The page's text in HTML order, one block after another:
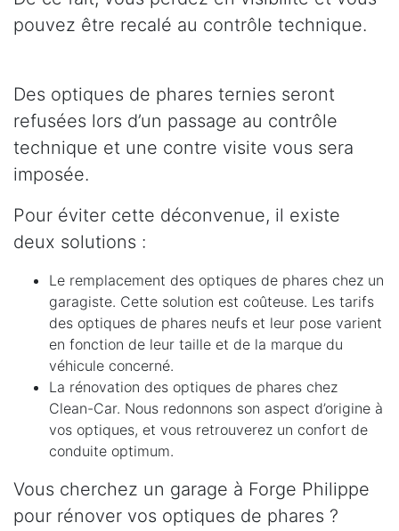
pouvez être recalé au contrôle technique.
Des optiques de phares ternies seront
refusées lors d’un passage au contrôle
technique et une contre visite vous sera
imposée.
Pour éviter cette déconvenue, il existe
deux solutions :
Le remplacement des optiques de phares chez un
garagiste. Cette solution est coûteuse. Les tarifs
des optiques de phares neufs et leur pose varient
en fonction de leur taille et de la marque du
véhicule concerné.
La rénovation des optiques de phares chez
Clean-Car. Nous redonnons son aspect d’origine à
vos optiques, et vous retrouverez un confort de
conduite optimum.
Vous cherchez un garage à Forge Philippe
pour rénover vos optiques de phares ?